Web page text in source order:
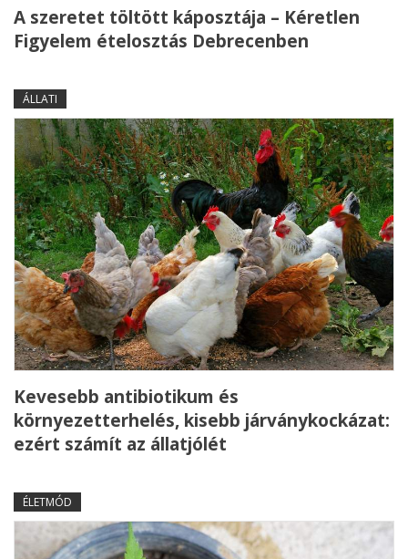
A szeretet töltött káposztája – Kéretlen
Figyelem ételosztás Debrecenben
ÁLLATI
Kevesebb antibiotikum és
környezetterhelés, kisebb járványkockázat:
ezért számít az állatjólét
ÉLETMÓD